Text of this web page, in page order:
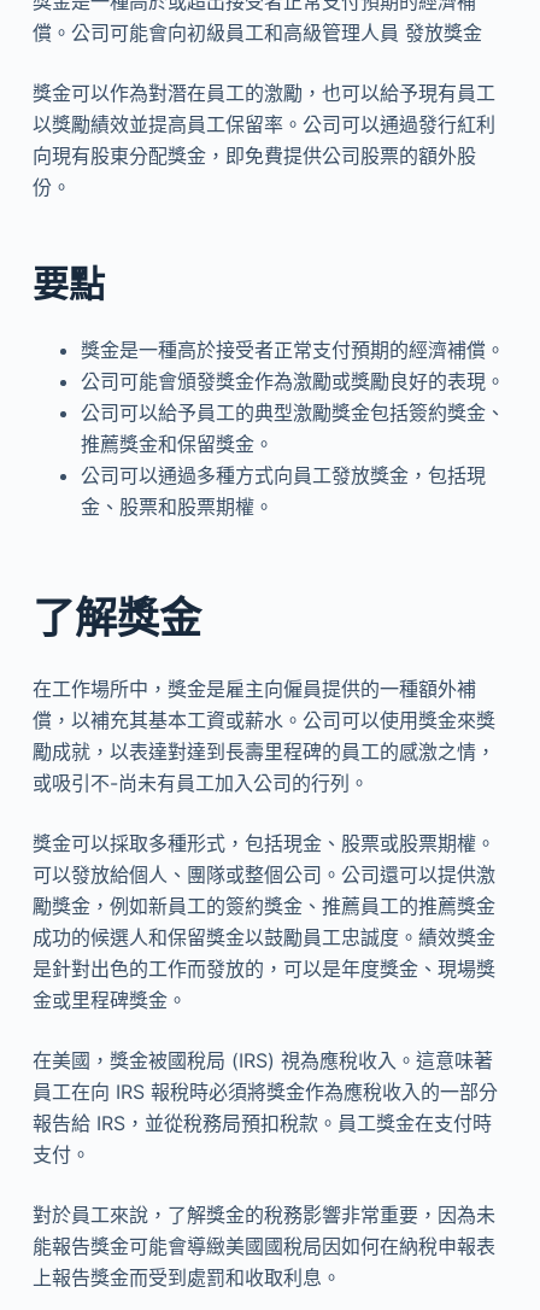
償。公司可能會向初級員工和高級管理人員 發放獎金
獎金可以作為對潛在員工的激勵，也可以給予現有員工
以獎勵績效並提高員工保留率。公司可以通過發行紅利
向現有股東分配獎金，即免費提供公司股票的額外股
份。
要點
獎金是一種高於接受者正常支付預期的經濟補償。
公司可能會頒發獎金作為激勵或獎勵良好的表現。
公司可以給予員工的典型激勵獎金包括簽約獎金、
推薦獎金和保留獎金。
公司可以通過多種方式向員工發放獎金，包括現
金、股票和股票期權。
了解獎金
在工作場所中，獎金是雇主向僱員提供的一種額外補
償，以補充其基本工資或薪水。公司可以使用獎金來獎
勵成就，以表達對達到長壽里程碑的員工的感激之情，
或吸引不-尚未有員工加入公司的行列。
獎金可以採取多種形式，包括現金、股票或股票期權。
可以發放給個人、團隊或整個公司。公司還可以提供激
勵獎金，例如新員工的簽約獎金、推薦員工的推薦獎金
成功的候選人和保留獎金以鼓勵員工忠誠度。績效獎金
是針對出色的工作而發放的，可以是年度獎金、現場獎
金或里程碑獎金。
在美國，獎金被國稅局 (IRS) 視為應稅收入。這意味著
員工在向 IRS 報稅時必須將獎金作為應稅收入的一部分
報告給 IRS，並從稅務局預扣稅款。員工獎金在支付時
支付。
對於員工來說，了解獎金的稅務影響非常重要，因為未
能報告獎金可能會導緻美國國稅局因如何在納稅申報表
上報告獎金而受到處罰和收取利息。